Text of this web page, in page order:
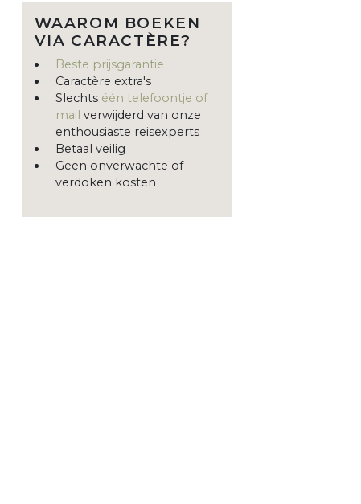
WAAROM BOEKEN
VIA CARACTÈRE?
Beste prijsgarantie
Caractère extra's
Slechts één telefoontje of
mail verwijderd van onze
enthousiaste reisexperts
Betaal veilig
Geen onverwachte of
verdoken kosten